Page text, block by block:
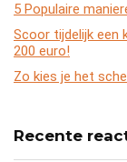
5 Populaire
Scoor tijdelijk een
200 euro!
Zo kies je het
Recente